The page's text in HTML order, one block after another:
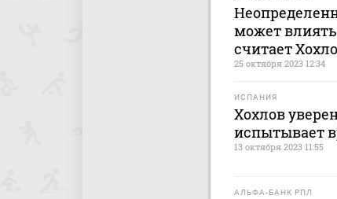
может влиять
считает
25 октября 2023 12:34
ИСПАНИЯ
Хохлов
испытывает
13 октября 2023 11:55
АЛЬФА-БАНК РПЛ